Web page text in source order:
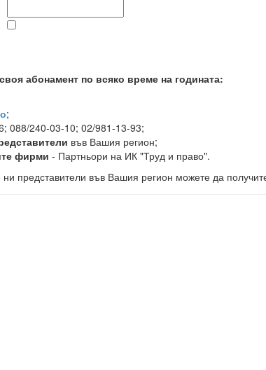
абонамент по всяко време на годината:
;
088/240-03-10; 02/981-13-93;
във Вашия регион;
фирми - Партньори на ИК "Труд и право".
представители във Вашия регион можете да